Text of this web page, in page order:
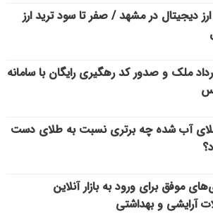
دیجیتال در مشهد / صفر تا سود ترید ارز
ملک و صدور کد رهگیری رایگان با سامانه
آب شده چه برتری نسبت به طلای دست
موفق برای ورود به بازار آنلاین
آرایشی و بهداشتی